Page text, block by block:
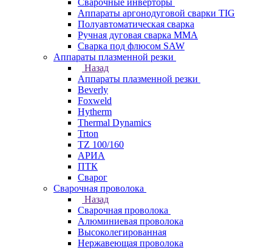
Сварочные инверторы
Аппараты аргонодуговой сварки TIG
Полуавтоматическая сварка
Ручная дуговая сварка MMA
Сварка под флюсом SAW
Аппараты плазменной резки
Назад
Аппараты плазменной резки
Beverly
Foxweld
Hytherm
Thermal Dynamics
Trton
TZ 100/160
АРИА
ПТК
Сварог
Сварочная проволока
Назад
Сварочная проволока
Алюминиевая проволока
Высоколегированная
Нержавеющая проволока